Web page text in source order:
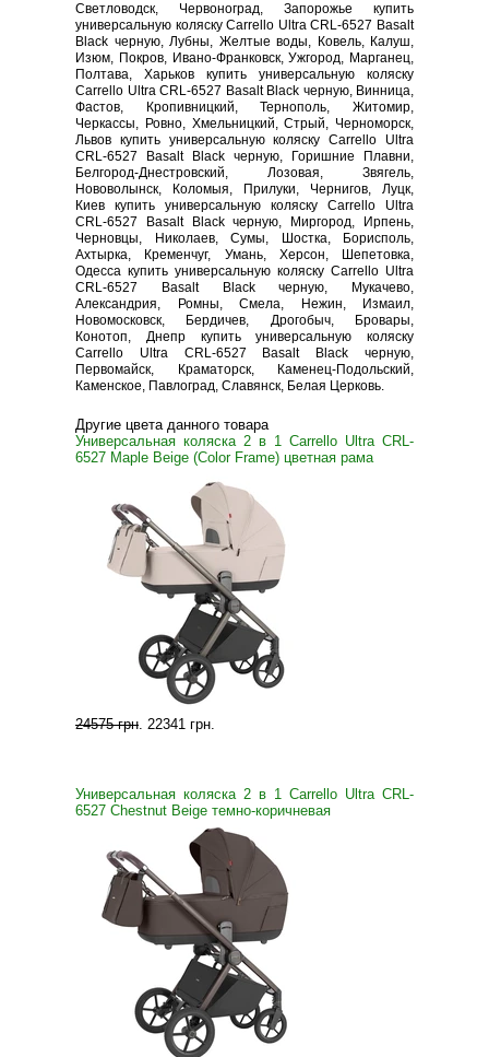
Светловодск, Червоноград, Запорожье купить
универсальную коляску Carrello Ultra CRL-6527 Basalt
Black черную, Лубны, Желтые воды, Ковель, Калуш,
Изюм, Покров, Ивано-Франковск, Ужгород, Марганец,
Полтава, Харьков купить универсальную коляску
Carrello Ultra CRL-6527 Basalt Black черную, Винница,
Фастов, Кропивницкий, Тернополь, Житомир,
Черкассы, Ровно, Хмельницкий, Стрый, Черноморск,
Львов купить универсальную коляску Carrello Ultra
CRL-6527 Basalt Black черную, Горишние Плавни,
Белгород-Днестровский, Лозовая, Звягель,
Нововолынск, Коломыя, Прилуки, Чернигов, Луцк,
Киев купить универсальную коляску Carrello Ultra
CRL-6527 Basalt Black черную, Миргород, Ирпень,
Черновцы, Николаев, Сумы, Шостка, Борисполь,
Ахтырка, Кременчуг, Умань, Херсон, Шепетовка,
Одесса купить универсальную коляску Carrello Ultra
CRL-6527 Basalt Black черную, Мукачево,
Александрия, Ромны, Смела, Нежин, Измаил,
Новомосковск, Бердичев, Дрогобыч, Бровары,
Конотоп, Днепр купить универсальную коляску
Carrello Ultra CRL-6527 Basalt Black черную,
Первомайск, Краматорск, Каменец-Подольский,
Каменское, Павлоград, Славянск, Белая Церковь.
Другие цвета данного товара
Универсальная коляска 2 в 1 Carrello Ultra CRL-
6527 Maple Beige (Color Frame) цветная рама
24575 грн. 22341 грн.
Универсальная коляска 2 в 1 Carrello Ultra CRL-
6527 Chestnut Beige темно-коричневая